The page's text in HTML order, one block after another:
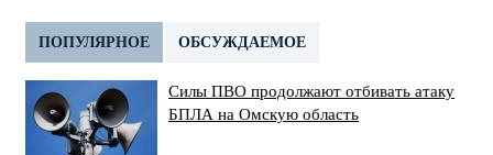
ПОПУЛЯРНОЕ ОБСУЖДАЕМОЕ
Силы ПВО продолжают отбивать атаку
БПЛА на Омскую область